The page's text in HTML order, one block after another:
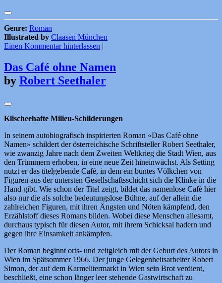
Genre: Roman
Illustrated by Claasen München
Einen Kommentar hinterlassen
Das Café ohne Namen
by Robert Seethaler
Klischeehafte Milieu-Schilderungen
In seinem autobiografisch inspirierten Roman «Das Café ohne
Namen» schildert der österreichische Schriftsteller Robert Seethaler,
wie zwanzig Jahre nach dem Zweiten Weltkrieg die Stadt Wien, aus
den Trümmern erhoben, in eine neue Zeit hineinwächst. Als Setting
nutzt er das titelgebende Café, in dem ein buntes Völkchen von
Figuren aus der untersten Gesellschaftsschicht sich die Klinke in die
Hand gibt. Wie schon der Titel zeigt, bildet das namenlose Café hier
also nur die als solche bedeutungslose Bühne, auf der allein die
zahlreichen Figuren, mit ihren Ängsten und Nöten kämpfend, den
Erzählstoff dieses Romans bilden. Wobei diese Menschen allesamt,
durchaus typisch für diesen Autor, mit ihrem Schicksal hadern und
gegen ihre Einsamkeit ankämpfen.
Der Roman beginnt orts- und zeitgleich mit der Geburt des Autors in
Wien im Spätsommer 1966. Der junge Gelegenheitsarbeiter Robert
Simon, der auf dem Karmelitermarkt in Wien sein Brot verdient,
beschließt, eine schon länger leer stehende Gastwirtschaft zu